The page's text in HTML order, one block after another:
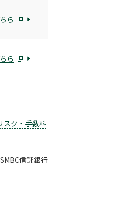
ら
ら
スク・手数料
信託銀行